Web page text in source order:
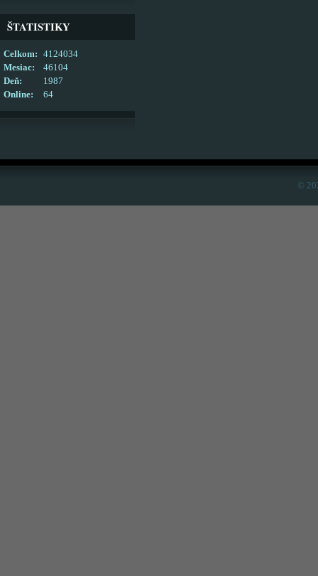
ŠTATISTIKY
Online: 64
Celkom:
4124034
Mesiac:
46104
Deň:
1987
©